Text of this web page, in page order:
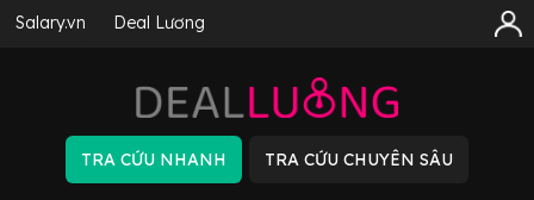
Salary.vn Deal Lương